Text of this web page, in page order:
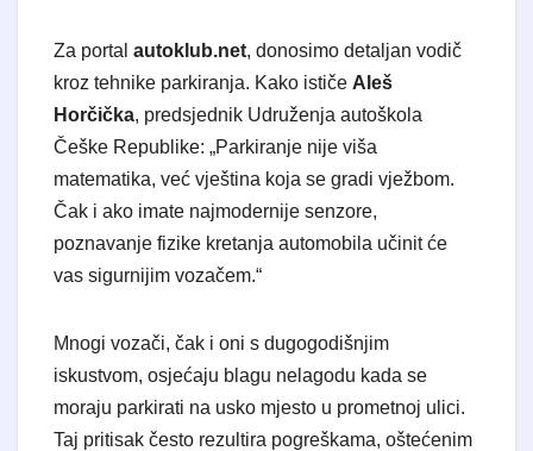
Za portal autoklub.net, donosimo detaljan vodič
kroz tehnike parkiranja. Kako ističe Aleš
Horčička, predsjednik Udruženja autoškola
Češke Republike: „Parkiranje nije viša
matematika, već vještina koja se gradi vježbom.
Čak i ako imate najmodernije senzore,
poznavanje fizike kretanja automobila učinit će
vas sigurnijim vozačem.“
Mnogi vozači, čak i oni s dugogodišnjim
iskustvom, osjećaju blagu nelagodu kada se
moraju parkirati na usko mjesto u prometnoj ulici.
Taj pritisak često rezultira pogreškama, oštećenim